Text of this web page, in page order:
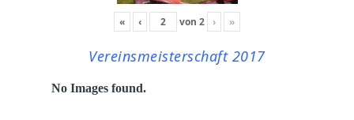
« ‹ von 2 › »
Vereinsmeisterschaft 2017
No Images found.